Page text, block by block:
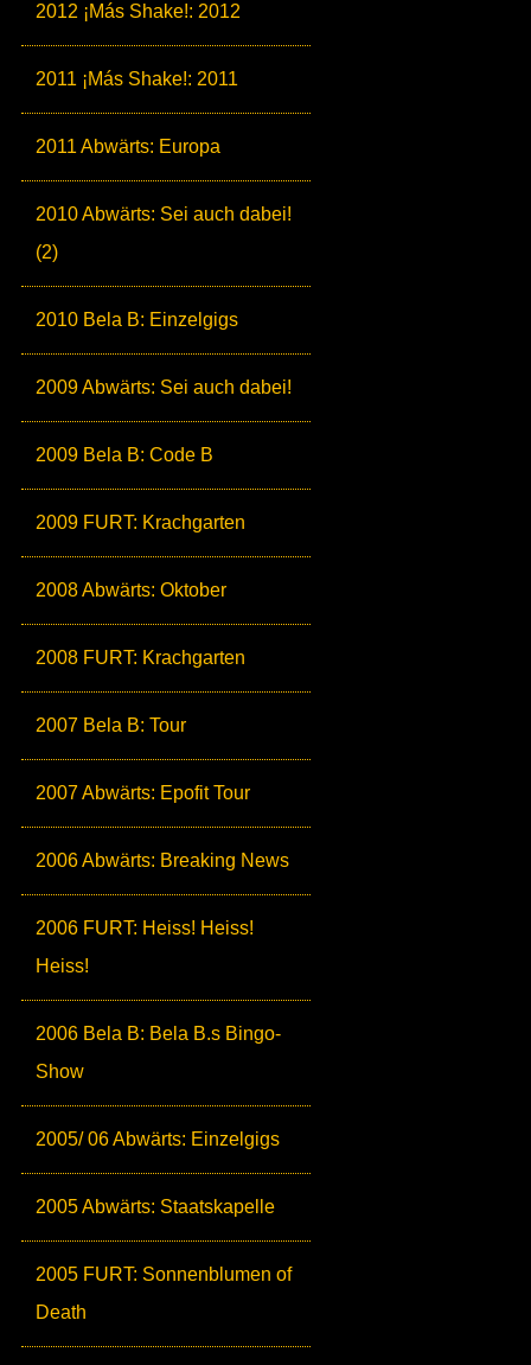
2012 ¡Más Shake!: 2012
2011 ¡Más Shake!: 2011
2011 Abwärts: Europa
2010 Abwärts: Sei auch dabei!
(2)
2010 Bela B: Einzelgigs
2009 Abwärts: Sei auch dabei!
2009 Bela B: Code B
2009 FURT: Krachgarten
2008 Abwärts: Oktober
2008 FURT: Krachgarten
2007 Bela B: Tour
2007 Abwärts: Epofit Tour
2006 Abwärts: Breaking News
2006 FURT: Heiss! Heiss!
Heiss!
2006 Bela B: Bela B.s Bingo-
Show
2005/ 06 Abwärts: Einzelgigs
2005 Abwärts: Staatskapelle
2005 FURT: Sonnenblumen of
Death